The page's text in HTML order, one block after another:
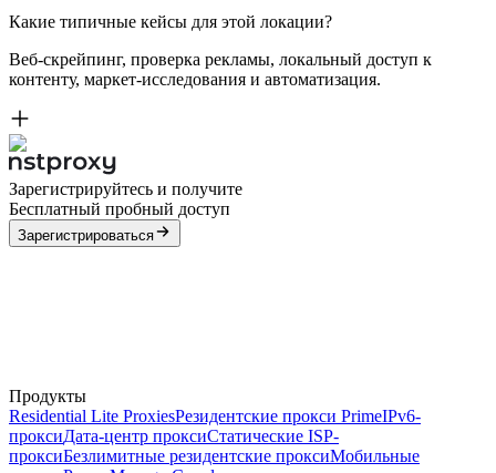
Какие типичные кейсы для этой локации?
Веб-скрейпинг, проверка рекламы, локальный доступ к
контенту, маркет-исследования и автоматизация.
Зарегистрируйтесь и получите
Бесплатный пробный доступ
Зарегистрироваться
Продукты
Residential Lite ProxiesРезидентские прокси PrimeIPv6-
проксиДата-центр проксиСтатические ISP-
проксиБезлимитные резидентские проксиМобильные